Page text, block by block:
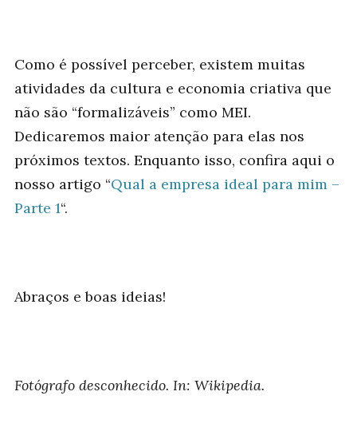
Como é possível perceber, existem muitas
atividades da cultura e economia criativa que
não são “formalizáveis” como MEI.
Dedicaremos maior atenção para elas nos
próximos textos. Enquanto isso, confira aqui o
nosso artigo “Qual a empresa ideal para mim –
Parte 1“.
Abraços e boas ideias!
Fotógrafo desconhecido. In: Wikipedia.